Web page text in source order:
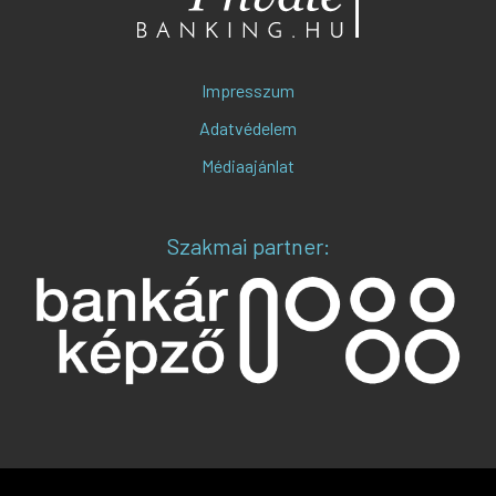
Impresszum
Adatvédelem
Médiaajánlat
Szakmai partner: